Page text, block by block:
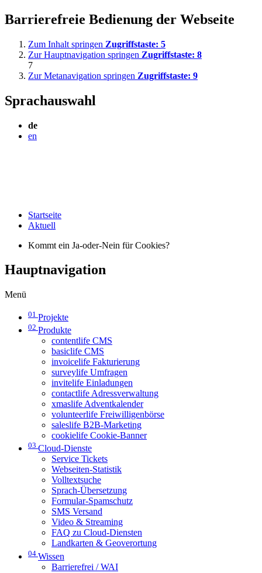
Barrierefreie Bedienung der Webseite
Zum Inhalt springen Zugriffstaste: 5
Zur Hauptnavigation springen Zugriffstaste: 8
7
Zur Metanavigation springen Zugriffstaste: 9
Sprachauswahl
de
en
Startseite
Aktuell
Kommt ein Ja-oder-Nein für Cookies?
Hauptnavigation
Menü
01 Projekte
02 Produkte
contentlife CMS
basiclife CMS
invoicelife Fakturierung
surveylife Umfragen
invitelife Einladungen
contactlife Adressverwaltung
xmaslife Adventkalender
volunteerlife Freiwilligenbörse
saleslife B2B-Marketing
cookielife Cookie-Banner
03 Cloud-Dienste
Service Tickets
Webseiten-Statistik
Volltextsuche
Sprach-Übersetzung
Formular-Spamschutz
SMS Versand
Video & Streaming
FAQ zu Cloud-Diensten
Landkarten & Geoverortung
04 Wissen
Barrierefrei / WAI